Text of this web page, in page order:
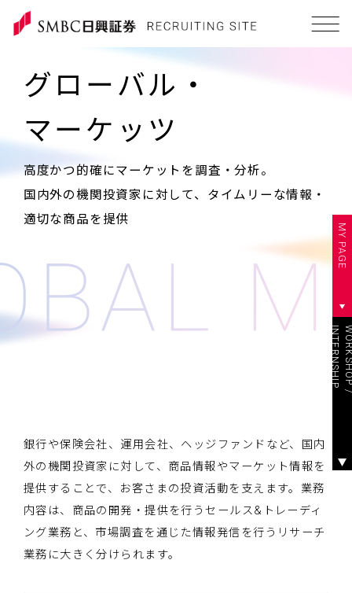
グローバル・
マーケッツ
高度かつ的確にマーケットを調査・分析。
国内外の機関投資家に対して、タイムリーな情報・
適切な商品を提供
銀行や保険会社、運用会社、ヘッジファンドなど、国内
外の機関投資家に対して、商品情報やマーケット情報を
提供することで、お客さまの投資活動を支えます。業務
内容は、商品の開発・提供を行うセールス&トレーディ
ング業務と、市場調査を通じた情報発信を行うリサーチ
業務に大きく分けられます。
MY PAGE
P